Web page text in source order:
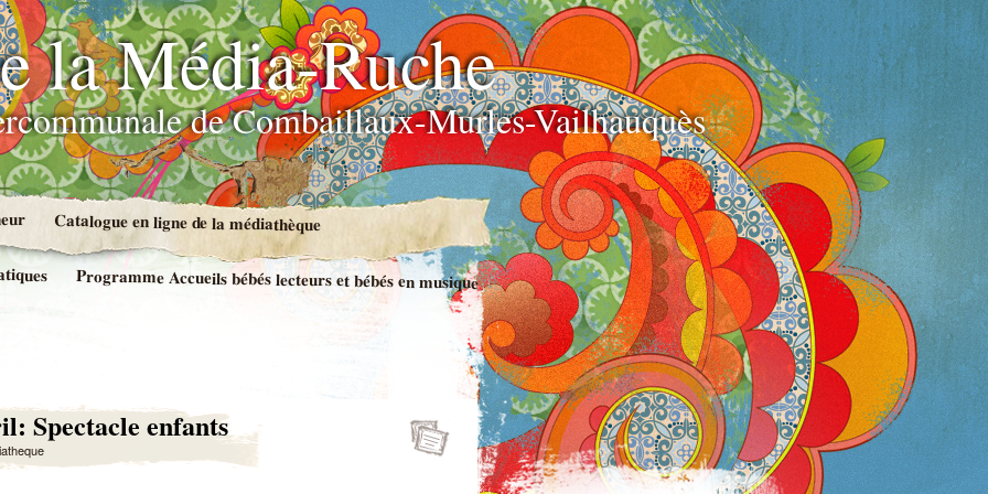
la Média-Ruche
de Combaillaux-Murles-Vailhauquès
Catalogue en ligne de la médiathèque
Programme Accueils bébés lecteurs et bébés en musique
Spectacle enfants